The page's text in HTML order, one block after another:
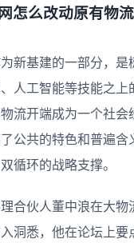
怎么改动原有物
新基建的一部分，是
人工智能等技能之上
流开端成为一个社会
公共的特色和普遍含
循环的战略支撑。
合伙人董中浪在大物
洞悉，他在论坛上要